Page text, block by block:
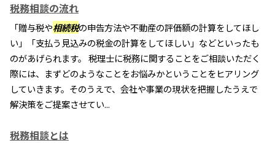
税務相談の流れ
「贈与税や相続税の申告方法や不動産の評価額の計算をしてほし
い」「支払う見込みの税金の計算をしてほしい」などといったも
のがあげられます。 税理士に税務に関することをご相談いただく
際には、まずどのようなことをお悩みかということをヒアリング
していきます。そのうえで、会社や事業の現状を把握したうえで
解決策をご提案させてい...
税務相談とは